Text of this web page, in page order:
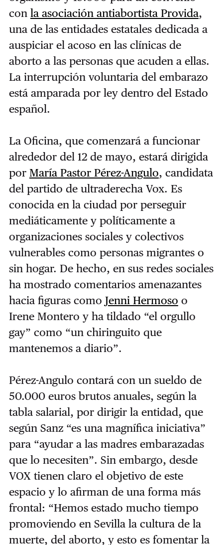
con la asociación antiabortista Provida,
una de las entidades estatales dedicada a
auspiciar el acoso en las clínicas de
aborto a las personas que acuden a ellas.
La interrupción voluntaria del embarazo
está amparada por ley dentro del Estado
español.
La Oficina, que comenzará a funcionar
alrededor del 12 de mayo, estará dirigida
por María Pastor Pérez-Angulo, candidata
del partido de ultraderecha Vox. Es
conocida en la ciudad por perseguir
mediáticamente y políticamente a
organizaciones sociales y colectivos
vulnerables como personas migrantes o
sin hogar. De hecho, en sus redes sociales
ha mostrado comentarios amenazantes
hacia figuras como Jenni Hermoso o
Irene Montero y ha tildado “el orgullo
gay” como “un chiringuito que
mantenemos a diario”.
Pérez-Angulo contará con un sueldo de
50.000 euros brutos anuales, según la
tabla salarial, por dirigir la entidad, que
según Sanz “es una magnífica iniciativa”
para “ayudar a las madres embarazadas
que lo necesiten”. Sin embargo, desde
VOX tienen claro el objetivo de este
espacio y lo afirman de una forma más
frontal: “Hemos estado mucho tiempo
promoviendo en Sevilla la cultura de la
muerte, del aborto, y esto es fomentar la